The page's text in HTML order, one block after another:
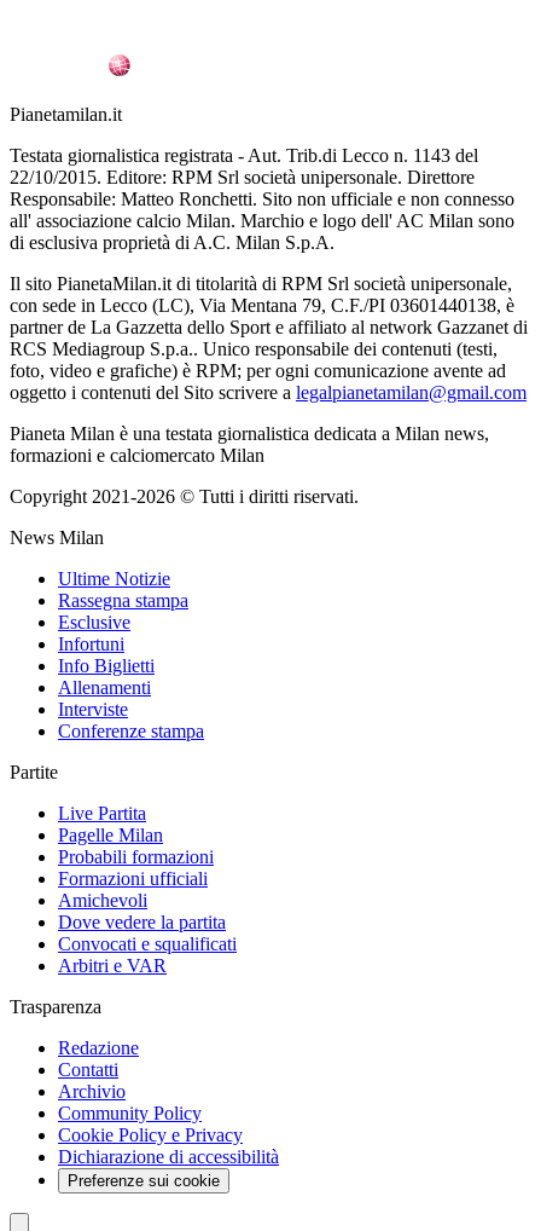
Pianetamilan.it
Testata giornalistica registrata - Aut. Trib.di Lecco n. 1143 del
22/10/2015. Editore: RPM Srl società unipersonale. Direttore
Responsabile: Matteo Ronchetti. Sito non ufficiale e non connesso
all' associazione calcio Milan. Marchio e logo dell' AC Milan sono
di esclusiva proprietà di A.C. Milan S.p.A.
Il sito PianetaMilan.it di titolarità di RPM Srl società unipersonale,
con sede in Lecco (LC), Via Mentana 79, C.F./PI 03601440138, è
partner de La Gazzetta dello Sport e affiliato al network Gazzanet di
RCS Mediagroup S.p.a.. Unico responsabile dei contenuti (testi,
foto, video e grafiche) è RPM; per ogni comunicazione avente ad
oggetto i contenuti del Sito scrivere a legalpianetamilan@gmail.com
Pianeta Milan è una testata giornalistica dedicata a Milan news,
formazioni e calciomercato Milan
Copyright 2021-2026 © Tutti i diritti riservati.
News Milan
Ultime Notizie
Rassegna stampa
Esclusive
Infortuni
Info Biglietti
Allenamenti
Interviste
Conferenze stampa
Partite
Live Partita
Pagelle Milan
Probabili formazioni
Formazioni ufficiali
Amichevoli
Dove vedere la partita
Convocati e squalificati
Arbitri e VAR
Trasparenza
Redazione
Contatti
Archivio
Community Policy
Cookie Policy e Privacy
Dichiarazione di accessibilità
Preferenze sui cookie